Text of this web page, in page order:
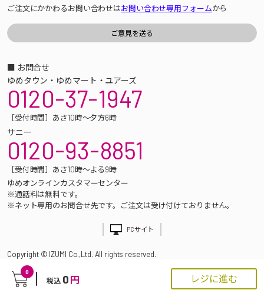
0
税込 0 円 レジに進む
ご注文にかかわるお問い合わせはお問い合わせ専用フォームから
■ お問合せ
ゆめタウン・ゆめマート・ユアーズ
0120-37-1947
［受付時間］あさ10時～夕方6時
サニー
0120-93-8851
［受付時間］あさ10時～よる9時
ゆめオンラインカスタマーセンター
※通話料は無料です。
※ネット専用のお問合せ先です。ご注文は受け付けておりません。
PCサイト
Copyright © IZUMI Co.,Ltd. All rights reserved.